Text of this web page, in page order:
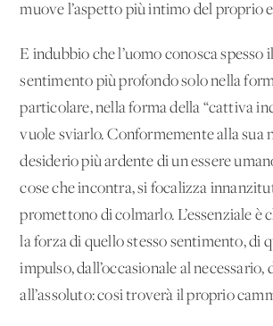
muove l’aspetto più intimo del proprio
E indubbio che l’uomo conosca spesso
sentimento più profondo solo nella
particolare, nella forma della “cattiva
vuole sviarlo. Conformemente alla sua
desiderio più ardente di un essere
cose che incontra, si focalizza
promettono di colmarlo. L’essenziale è
la forza di quello stesso sentimento, di
impulso, dall’occasionale al necessario,
all’assoluto: cosi troverà il proprio